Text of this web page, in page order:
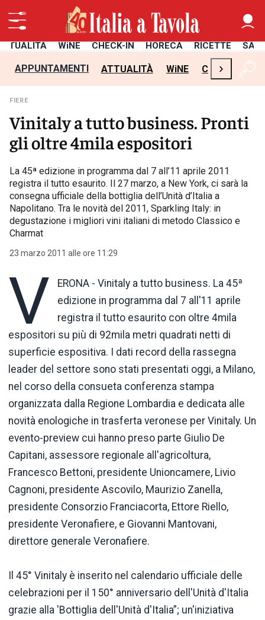
WiNE CHECK-IN HORECA RICETTE
APPUNTAMENTI ATTUALITÀ WiNE CHECK-IN
›
FIERE
Vinitaly a tutto business. Pronti
gli oltre 4mila espositori
La 45ª edizione in programma dal 7 all’11 aprile 2011
registra il tutto esaurito. Il 27 marzo, a New York, ci sarà la
consegna ufficiale della bottiglia dell’Unità d’Italia a
Napolitano. Tra le novità del 2011, Sparkling Italy: in
degustazione i migliori vini italiani di metodo Classico e
Charmat
23 marzo 2011 alle ore 11:29
V
ERONA - Vinitaly a tutto business. La 45ª
edizione in programma dal 7 all'11 aprile
registra il tutto esaurito con oltre 4mila
espositori su più di 92mila metri quadrati netti di
superficie espositiva. I dati record della rassegna
leader del settore sono stati presentati oggi, a Milano,
nel corso della consueta conferenza stampa
organizzata dalla Regione Lombardia e dedicata alle
novità enologiche in trasferta veronese per Vinitaly. Un
evento-preview cui hanno preso parte Giulio De
Capitani, assessore regionale all'agricoltura,
Francesco Bettoni, presidente Unioncamere, Livio
Cagnoni, presidente Ascovilo, Maurizio Zanella,
presidente Consorzio Franciacorta, Ettore Riello,
presidente Veronafiere, e Giovanni Mantovani,
direttore generale Veronafiere.
Il 45° Vinitaly è inserito nel calendario ufficiale delle
celebrazioni per il 150° anniversario dell'Unità d'Italia
grazie alla 'Bottiglia dell'Unità d'Italia”; un'iniziativa